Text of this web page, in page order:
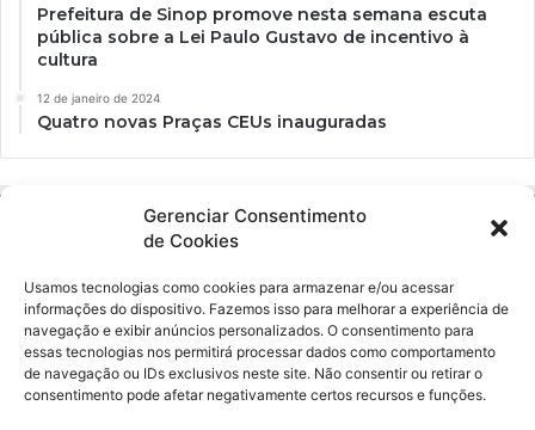
Gerenciar Consentimento
de Cookies
Usamos tecnologias como cookies para armazenar e/ou acessar
informações do dispositivo. Fazemos isso para melhorar a experiência de
navegação e exibir anúncios personalizados. O consentimento para
essas tecnologias nos permitirá processar dados como comportamento
de navegação ou IDs exclusivos neste site. Não consentir ou retirar o
consentimento pode afetar negativamente certos recursos e funções.
Prefeitura de Sinop promove nesta semana escuta
pública sobre a Lei Paulo Gustavo de incentivo à
cultura
12 de janeiro de 2024
Quatro novas Praças CEUs inauguradas
Ockara é uma plataforma multicultural e criativa. Nossa proposta é
oferecer o máximo de ferramentas para realizadores e
gerenciadores de espaços criativos e culturais.